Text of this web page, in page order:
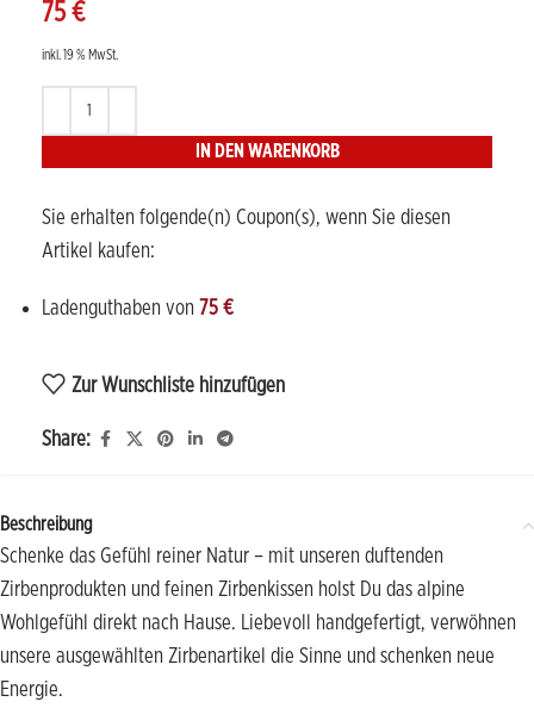
75 €
inkl. 19 % MwSt.
IN DEN WARENKORB
Sie erhalten folgende(n) Coupon(s), wenn Sie diesen
Artikel kaufen:
Ladenguthaben von 75 €
Zur Wunschliste hinzufügen
Share:
Beschreibung
Schenke das Gefühl reiner Natur – mit unseren duftenden
Zirbenprodukten und feinen Zirbenkissen holst Du das alpine
Wohlgefühl direkt nach Hause. Liebevoll handgefertigt, verwöhnen
unsere ausgewählten Zirbenartikel die Sinne und schenken neue
Energie.